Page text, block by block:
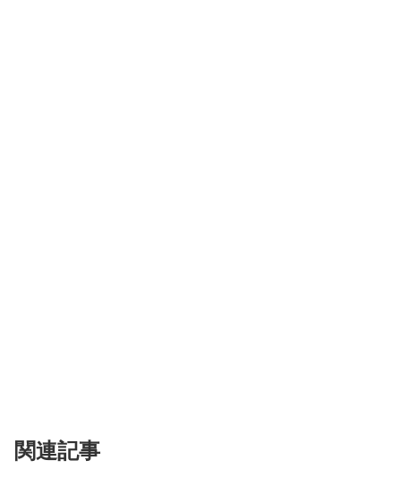
関連記事